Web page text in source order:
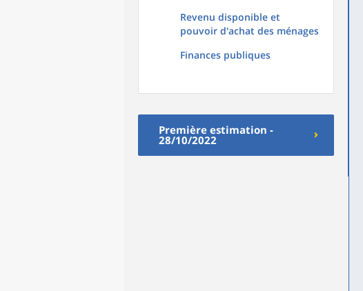
Revenu disponible et
pouvoir d'achat des ménages
Finances publiques
Première estimation -
28/10/2022